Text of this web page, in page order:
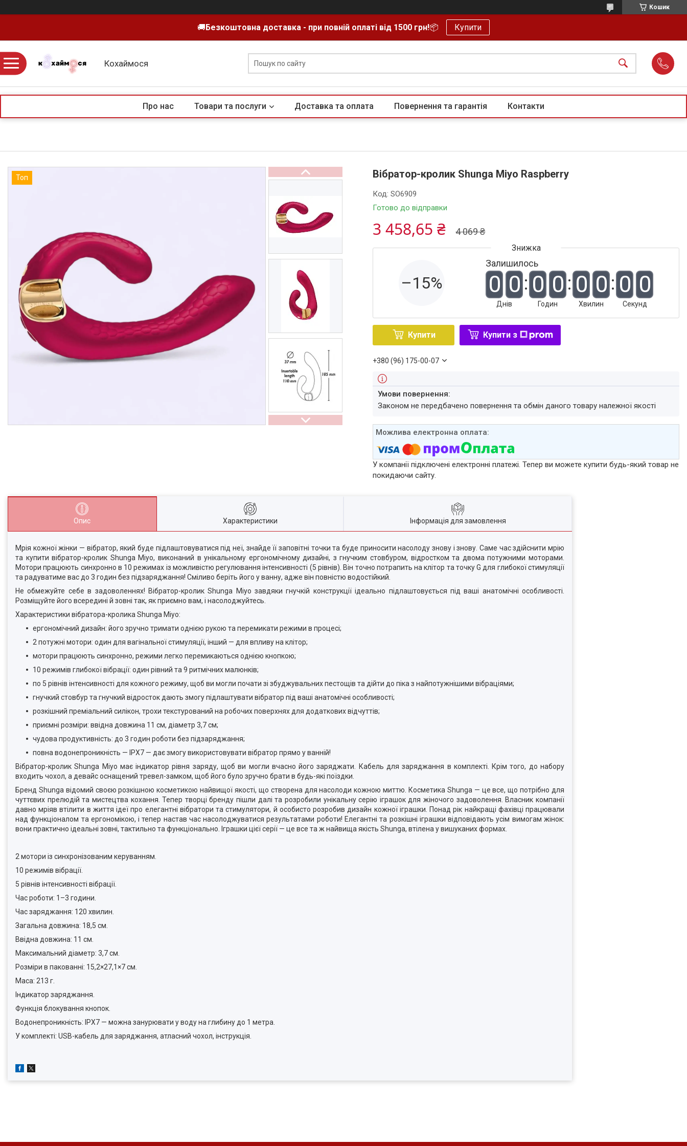
Кошик
🚚Безкоштовна доставка - при повній оплаті від 1500 грн!📦 Купити
Кохаймося
Про нас Товари та послуги Доставка та оплата Повернення та гарантія Контакти
Топ Вібратор-кролик Shunga Miyo Raspberry
Готово до відправки
Код:SO6909
4 069 ₴
3 458,65 ₴
–15%
Залишилось
0 0
Днів
0 0
Годин
0 0
Хвилин
0 0
Секунд
Купити Купити з
+380 (96) 175-00-07
Законом не передбачено повернення та обмін даного товару належної якості
У компанії підключені електронні платежі. Тепер ви можете купити будь-який товар не
покидаючи сайту.
Опис Характеристики Інформація для замовлення
Мрія кожної жінки — вібратор, який буде підлаштовуватися під неї, знайде її заповітні точки та буде приносити насолоду знову і знову. Саме час здійснити мрію
та купити вібратор-кролик Shunga Miyo, виконаний в унікальному ергономічному дизайні, з гнучким стовбуром, відростком та двома потужними моторами.
Мотори працюють синхронно в 10 режимах із можливістю регулювання інтенсивності (5 рівнів). Він точно потрапить на клітор та точку G для глибокої стимуляції
та радуватиме вас до 3 годин без підзаряджання! Сміливо беріть його у ванну, адже він повністю водостійкий.
Не обмежуйте себе в задоволеннях! Вібратор-кролик Shunga Miyo завдяки гнучкій конструкції ідеально підлаштовується під ваші анатомічні особливості.
Розміщуйте його всередині й зовні так, як приємно вам, і насолоджуйтесь.
Характеристики вібратора-кролика Shunga Miyo:
ергономічний дизайн: його зручно тримати однією рукою та перемикати режими в процесі;
2 потужні мотори: один для вагінальної стимуляції, інший — для впливу на клітор;
мотори працюють синхронно, режими легко перемикаються однією кнопкою;
10 режимів глибокої вібрації: один рівний та 9 ритмічних малюнків;
по 5 рівнів інтенсивності для кожного режиму, щоб ви могли почати зі збуджувальних пестощів та дійти до піка з найпотужнішими вібраціями;
гнучкий стовбур та гнучкий відросток дають змогу підлаштувати вібратор під ваші анатомічні особливості;
розкішний преміальний силікон, трохи текстурований на робочих поверхнях для додаткових відчуттів;
приємні розміри: ввідна довжина 11 см, діаметр 3,7 см;
чудова продуктивність: до 3 годин роботи без підзаряджання;
повна водонепроникність — IPX7 — дає змогу використовувати вібратор прямо у ванній!
Вібратор-кролик Shunga Miyo має індикатор рівня заряду, щоб ви могли вчасно його заряджати. Кабель для заряджання в комплекті. Крім того, до набору
входить чохол, а девайс оснащений тревел-замком, щоб його було зручно брати в будь-які поїздки.
Бренд Shunga відомий своєю розкішною косметикою найвищої якості, що створена для насолоди кожною миттю. Косметика Shunga — це все, що потрібно для
чуттєвих прелюдій та мистецтва кохання. Тепер творці бренду пішли далі та розробили унікальну серію іграшок для жіночого задоволення. Власник компанії
давно мріяв втілити в життя ідеї про елегантні вібратори та стимулятори, й особисто розробив дизайн кожної іграшки. Понад рік найкращі фахівці працювали
над функціоналом та ергономікою, і тепер настав час насолоджуватися результатами роботи! Елегантні та розкішні іграшки відповідають усім вимогам жінок:
вони практично ідеальні зовні, тактильно та функціонально. Іграшки цієї серії — це все та ж найвища якість Shunga, втілена у вишуканих формах.
2 мотори із синхронізованим керуванням.
10 режимів вібрації.
5 рівнів інтенсивності вібрації.
Час роботи: 1–3 години.
Час заряджання: 120 хвилин.
Загальна довжина: 18,5 см.
Ввідна довжина: 11 см.
Максимальний діаметр: 3,7 см.
Розміри в пакованні: 15,2×27,1×7 см.
Маса: 213 г.
Індикатор заряджання.
Функція блокування кнопок.
Водонепроникність: IPX7 — можна занурювати у воду на глибину до 1 метра.
У комплекті: USB-кабель для заряджання, атласний чохол, інструкція.